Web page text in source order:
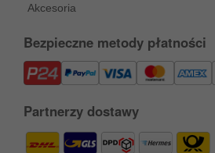
Akcesoria
Bezpieczne metody płatności
Partnerzy dostawy